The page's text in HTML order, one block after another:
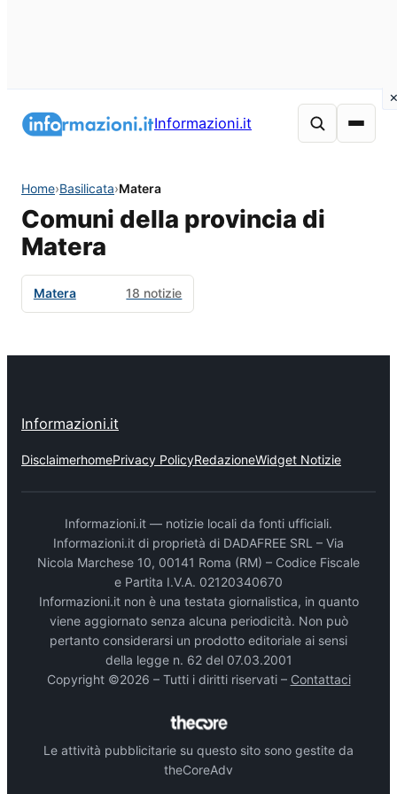
Informazioni.it
Home›Basilicata›Matera
Comuni della provincia di
Matera
Matera 18 notizie
Informazioni.it
DisclaimerhomePrivacy PolicyRedazioneWidget Notizie
Informazioni.it — notizie locali da fonti ufficiali.
Informazioni.it di proprietà di DADAFREE SRL – Via
Nicola Marchese 10, 00141 Roma (RM) – Codice Fiscale
e Partita I.V.A. 02120340670
Informazioni.it non è una testata giornalistica, in quanto
viene aggiornato senza alcuna periodicità. Non può
pertanto considerarsi un prodotto editoriale ai sensi
della legge n. 62 del 07.03.2001
Copyright ©2026 – Tutti i diritti riservati – Contattaci
Le attività pubblicitarie su questo sito sono gestite da
theCoreAdv